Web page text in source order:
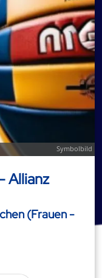
Symbolbild
Allianz
(Frauen -